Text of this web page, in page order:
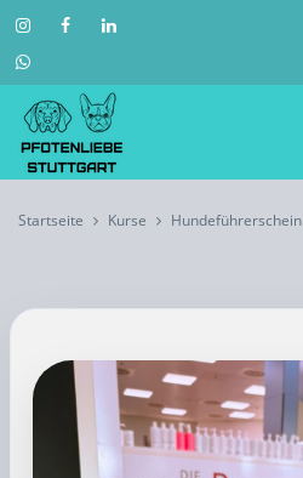
Startseite Kurse Hundeführerschein